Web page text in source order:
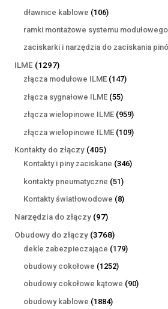
dławnice kablowe 106106
produktów
ramki montażowe systemu modułowego
zaciskarki i narzędzia do zaciskania
ILME 12971297
produktów
złącza modułowe ILME 147147
złącza sygnałowe ILME 5555
produktów
złącza wielopinowe ILME 959959
produktów
złącza wielopinowe ILME 109109
Kontakty do złączy 405405
produktów
Kontakty i piny zaciskane 346346
kontakty pneumatyczne 5151
produktów
Kontakty światłowodowe 88
Narzędzia do złączy 9797
produktów
Obudowy do złączy 37683768
produktów
dekle zabezpieczające 179179
obudowy cokołowe 12521252
produkty
obudowy cokołowe kątowe 9090
obudowy kablowe 18841884